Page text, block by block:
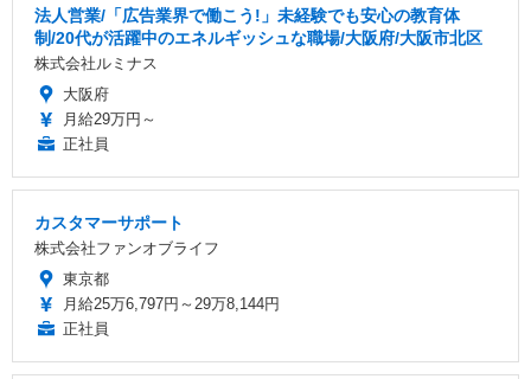
法人営業/「広告業界で働こう!」未経験でも安心の教育体
制/20代が活躍中のエネルギッシュな職場/大阪府/大阪市北区
株式会社ルミナス
大阪府
月給29万円～
正社員
カスタマーサポート
株式会社ファンオブライフ
東京都
月給25万6,797円～29万8,144円
正社員